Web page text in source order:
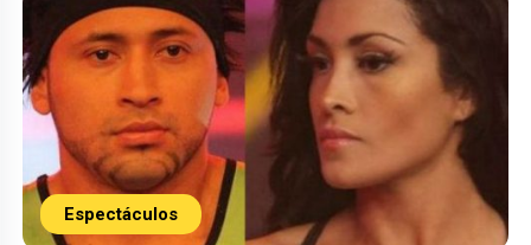
Espectáculos